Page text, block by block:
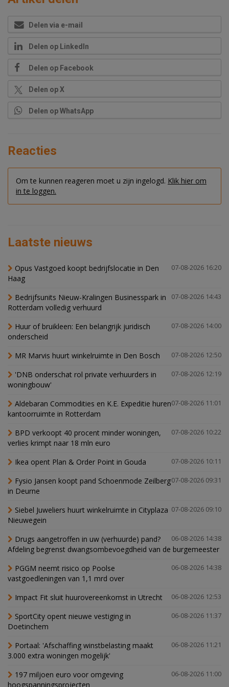
Delen via e-mail
Delen op LinkedIn
Delen op Facebook
Delen op X
Delen op WhatsApp
Reacties
Om te kunnen reageren moet u zijn ingelogd. Klik hier om
in te loggen.
Laatste nieuws
07-08-2026 16:20
Opus Vastgoed koopt bedrijfslocatie in Den
Haag
07-08-2026 14:43
Bedrijfsunits Nieuw-Kralingen Businesspark in
Rotterdam volledig verhuurd
07-08-2026 14:00
Huur of bruikleen: Een belangrijk juridisch
onderscheid
07-08-2026 12:50
MR Marvis huurt winkelruimte in Den Bosch
07-08-2026 12:19
'DNB onderschat rol private verhuurders in
woningbouw'
07-08-2026 11:01
Aldebaran Commodities en K.E. Expeditie huren
kantoorruimte in Rotterdam
07-08-2026 10:22
BPD verkoopt 40 procent minder woningen,
verlies krimpt naar 18 mln euro
07-08-2026 10:11
Ikea opent Plan & Order Point in Gouda
07-08-2026 09:31
Fysio Jansen koopt pand Schoenmode Zeilberg
in Deurne
07-08-2026 09:10
Siebel Juweliers huurt winkelruimte in Cityplaza
Nieuwegein
06-08-2026 14:38
Drugs aangetroffen in uw (verhuurde) pand?
Afdeling begrenst dwangsombevoegdheid van de burgemeester
06-08-2026 14:38
PGGM neemt risico op Poolse
vastgoedleningen van 1,1 mrd over
06-08-2026 12:53
Impact Fit sluit huurovereenkomst in Utrecht
06-08-2026 11:37
SportCity opent nieuwe vestiging in
Doetinchem
06-08-2026 11:21
Portaal: 'Afschaffing winstbelasting maakt
3.000 extra woningen mogelijk'
06-08-2026 11:00
197 miljoen euro voor omgeving
hoogspanningsprojecten